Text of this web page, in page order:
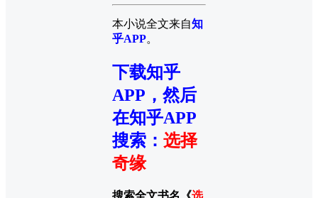
本小说全文来自知
乎APP。
下载知乎
APP，然后
在知乎APP
搜索 ： 选择
奇缘
搜索全文书名《选